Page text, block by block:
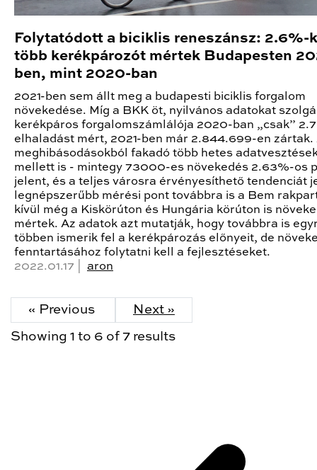
Folytatódott a biciklis reneszánsz: 2.6%-
több kerékpározót mértek Budapesten
ben, mint 2020-ban
2021-ben sem állt meg a budapesti biciklis forgalom
növekedése. Míg a BKK öt, nyilvános adatokat
kerékpáros forgalomszámlálója 2020-ban „csak”
elhaladást mért, 2021-ben már 2.844.699-en zártak.
meghibásodásokból fakadó több hetes
mellett is - mintegy 73000-es növekedés 2.63%-os
jelent, és a teljes városra érvényesíthető tendenciát
legnépszerűbb mérési pont továbbra is a Bem
kívül még a Kiskörúton és Hungária körúton is
mértek. Az adatok azt mutatják, hogy továbbra is
többen ismerik fel a kerékpározás előnyeit, de
fenntartásához folytatni kell a fejlesztéseket.
2022.01.17 | aron
« Previous Next »
Showing 1 to 6 of 7 results